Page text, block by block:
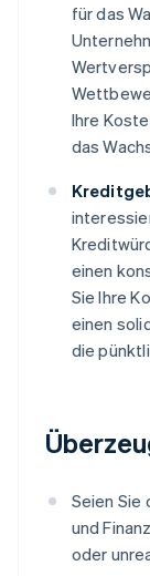
für das
Ihre
das
einen
Sie Ihre
einen
die
Seien Sie
und
oder